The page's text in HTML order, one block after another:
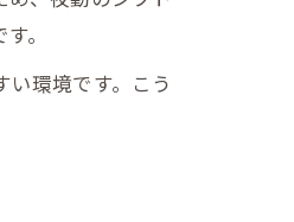
。
環境です。こう